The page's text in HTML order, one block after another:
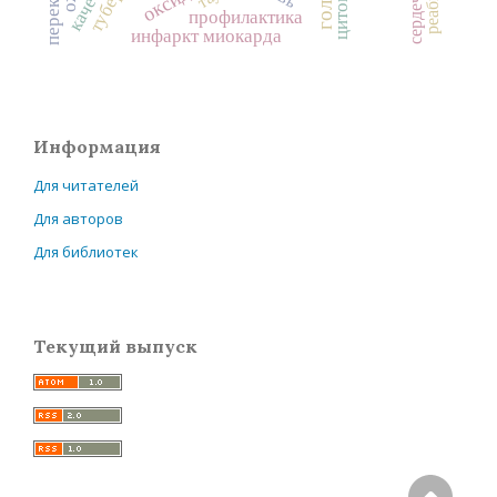
профилактика
инфаркт миокарда
Информация
Для читателей
Для авторов
Для библиотек
Текущий выпуск